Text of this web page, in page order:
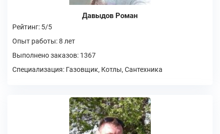
Давыдов Роман
Рейтинг: 5/5
Опыт работы: 8 лет
Выполнено заказов: 1367
Специализация: Газовщик, Котлы, Сантехника